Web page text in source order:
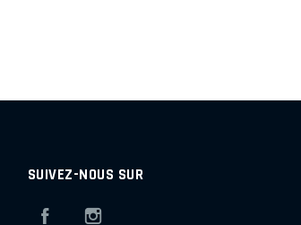
SUIVEZ-NOUS SUR
Facebook